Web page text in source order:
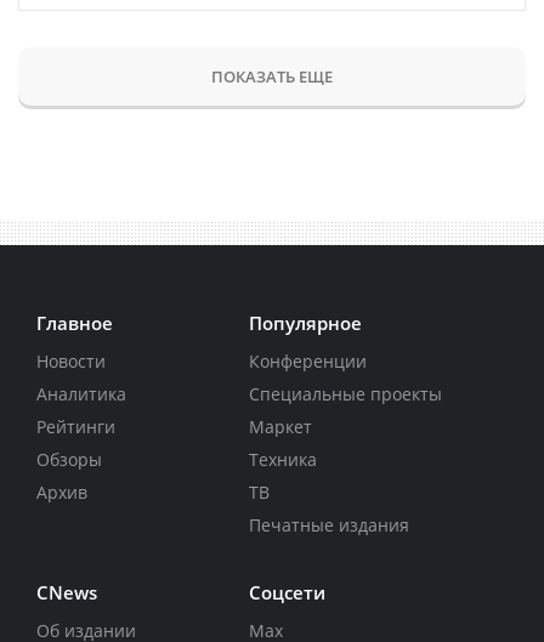
ПОКАЗАТЬ ЕЩЕ
Главное
Новости
Аналитика
Рейтинги
Обзоры
Архив
Популярное
Конференции
Специальные проекты
Маркет
Техника
ТВ
Печатные издания
CNews
Об издании
Соцсети
Max